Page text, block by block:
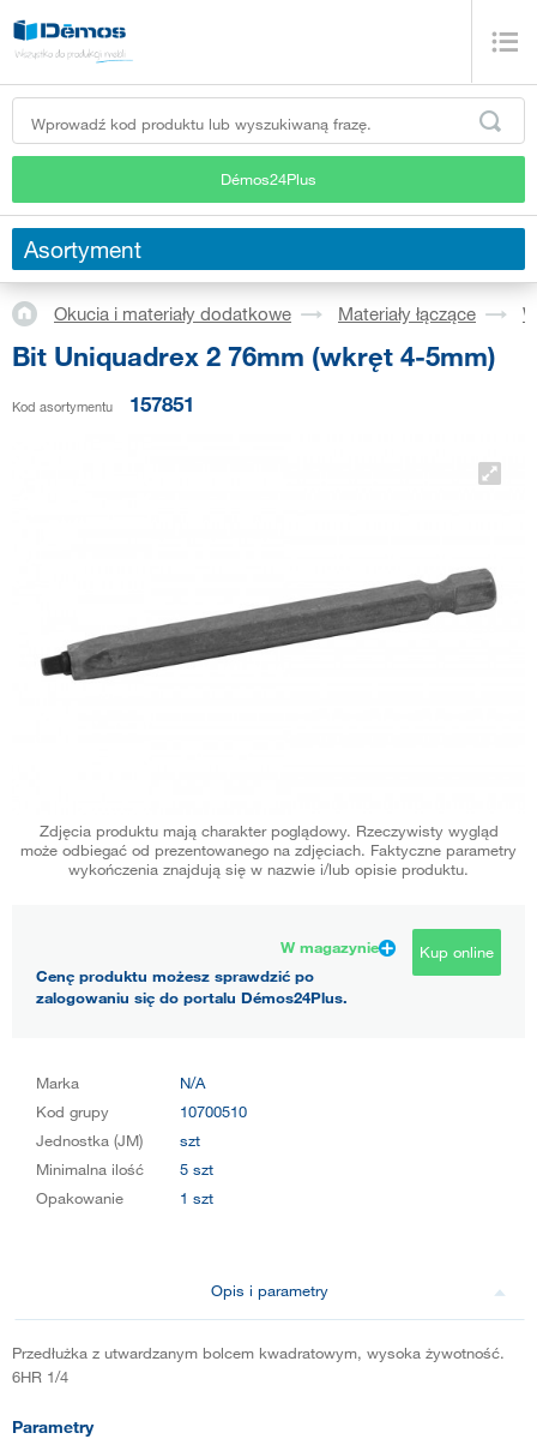
Démos24Plus
Asortyment
Okucia i materiały dodatkowe Materiały łączące
Bit Uniquadrex 2 76mm (wkręt 4-5mm)
Kod asortymentu 157851
Zdjęcia produktu mają charakter poglądowy. Rzeczywisty wygląd
może odbiegać od prezentowanego na zdjęciach. Faktyczne parametry
wykończenia znajdują się w nazwie i/lub opisie produktu.
W magazynie
Cenę produktu możesz sprawdzić po
zalogowaniu się do portalu Démos24Plus.
Kup online
Marka
N/A
Kod grupy
10700510
Jednostka (JM)
szt
Minimalna ilość
5 szt
Opakowanie
1 szt
Opis i parametry
Przedłużka z utwardzanym bolcem kwadratowym, wysoka żywotność.
6HR 1/4
Parametry